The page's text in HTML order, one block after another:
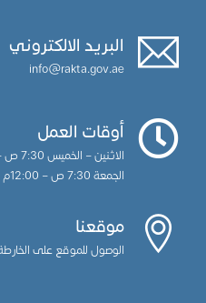
البريد الالكتروني
info@rakta.gov.ae
أوقات العمل
الاثنين – الخميس 7:30 ص – 3:30م
الجمعة 7:30 ص – 12:00م
موقعنا
الوصول للموقع على الخارطة